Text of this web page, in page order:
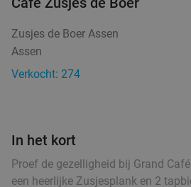
Flanagan's
Weerdinge
Verkocht: 772
Turkse 2-gangen
Veendam
Zusjes de Boer Assen
Assen
Verkocht: 274
In het kort
Proef de gezelligheid bij Grand
een heerlijke Zusjesplank en 2